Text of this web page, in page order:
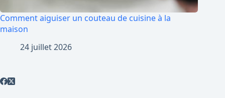
Comment aiguiser un couteau de cuisine à la
maison
24 juillet 2026